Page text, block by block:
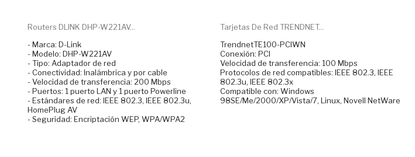
Routers DLINK DHP-W221AV...
- Marca: D-Link
- Modelo: DHP-W221AV
- Tipo: Adaptador de red
- Conectividad: Inalámbrica y por cable
- Velocidad de transferencia: 200 Mbps
- Puertos: 1 puerto LAN y 1 puerto Powerline
- Estándares de red: IEEE 802.3, IEEE 802.3u,
HomePlug AV
- Seguridad: Encriptación WEP, WPA/WPA2
Tarjetas De Red TRENDNET...
TrendnetTE100-PCIWN
Conexión: PCI
Velocidad de transferencia: 100 Mbps
Protocolos de red compatibles: IEEE 802.3, IEEE
802.3u, IEEE 802.3x
Compatible con: Windows
98SE/Me/2000/XP/Vista/7, Linux, Novell NetWare